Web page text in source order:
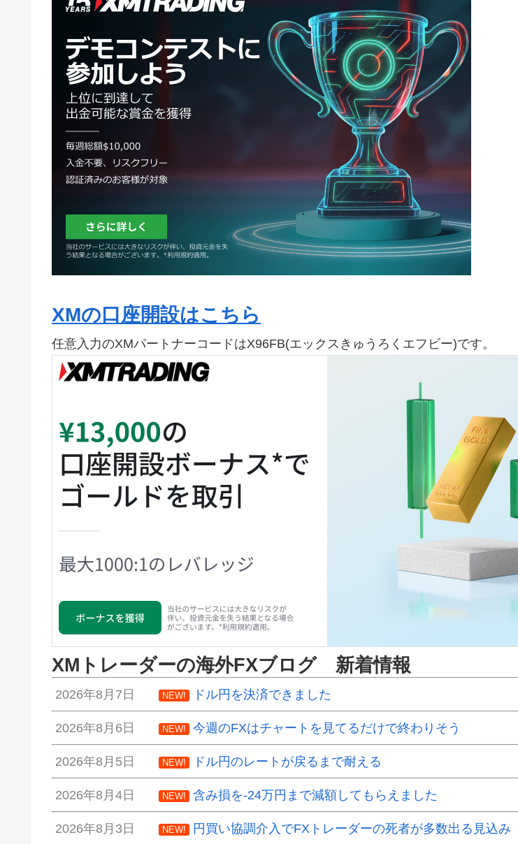
XMの口座開設はこちら
任意入力のXMパートナーコードはX96FB(エックスきゅうろくエフビー)です。
XMトレーダーの海外FXブログ 新着情報
2026年8月7日 NEW! ドル円を決済できました
2026年8月6日 NEW! 今週のFXはチャートを見てるだけで終わりそう
2026年8月5日 NEW! ドル円のレートが戻るまで耐える
2026年8月4日 NEW! 含み損を-24万円まで減額してもらえました
2026年8月3日 NEW! 円買い協調介入でFXトレーダーの死者が多数出る見込み